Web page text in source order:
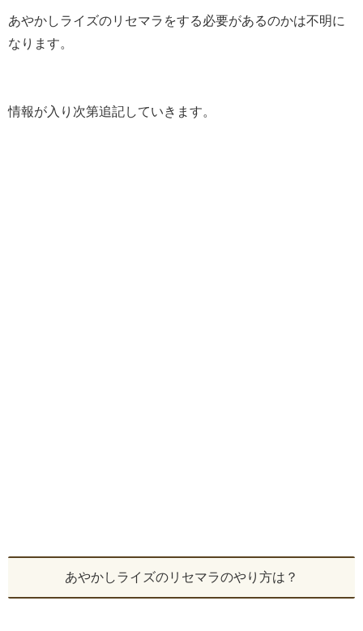
あやかしライズのリセマラをする必要があるのかは不明に
なります。
情報が入り次第追記していきます。
あやかしライズのリセマラのやり方は？